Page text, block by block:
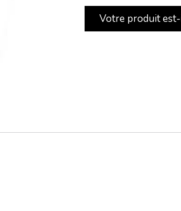
Votre produit